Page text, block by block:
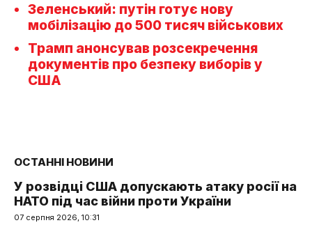
Зеленський: путін готує нову
мобілізацію до 500 тисяч військових
Трамп анонсував розсекречення
документів про безпеку виборів у
США
ОСТАННІ НОВИНИ
У розвідці США допускають атаку росії на
НАТО під час війни проти України
07 серпня 2026, 10:31